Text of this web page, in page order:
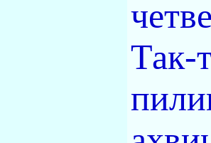
Так-